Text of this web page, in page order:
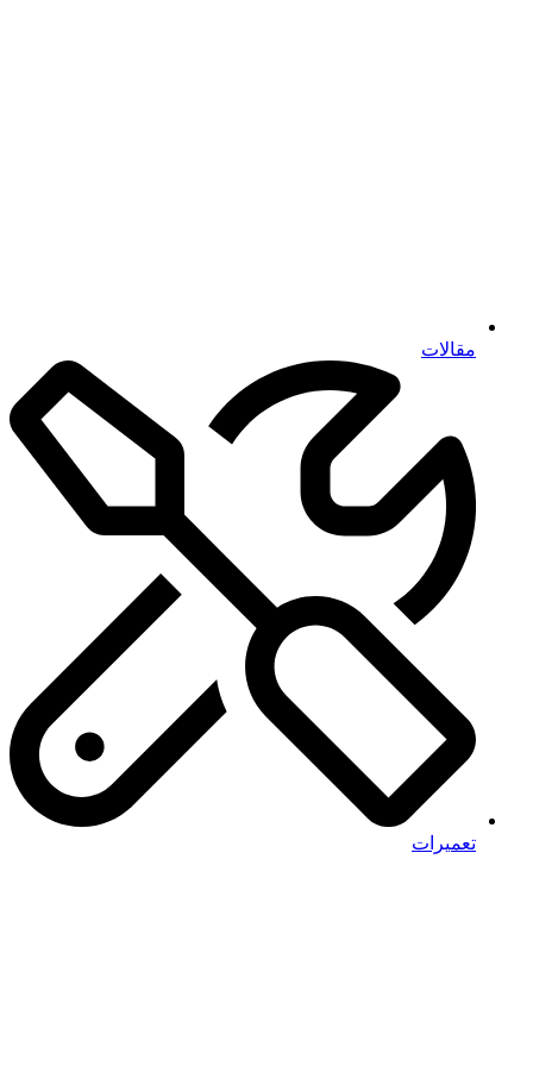
مقالات
تعمیرات